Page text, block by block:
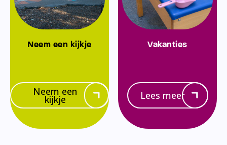
Neem een kijkje
Neem een
kijkje
Vakanties
Lees meer